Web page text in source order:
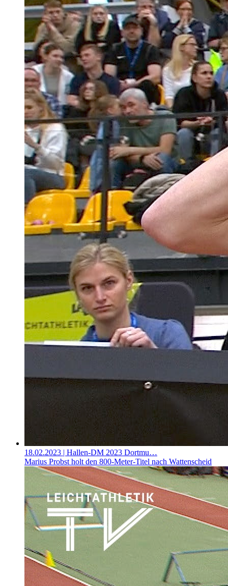
18.02.2023 | Hallen-DM 2023 Dortmu…
Marius Probst holt den 800-Meter-Titel nach Wattenscheid